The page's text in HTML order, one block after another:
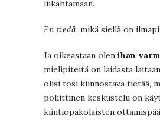
liikahtamaan.
En tiedä, mikä siellä on
Ja oikeastaan olen ihan
mielipiteitä on laidasta
olisi tosi kiinnostava tietää,
poliittinen keskustelu on
kiintiöpakolaisten